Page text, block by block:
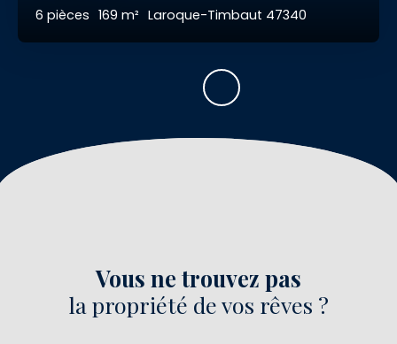
6 pièces 169 m² Laroque-Timbaut 47340
Vous ne trouvez pas
la propriété de vos rêves ?